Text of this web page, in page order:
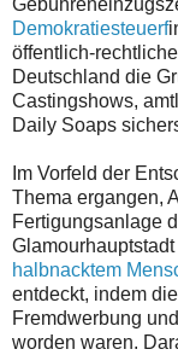
Demokratiesteuerf
öffentlich-
Deutschland die
Castingshows,
Daily Soaps
Im Vorfeld der
Thema ergangen,
Fertigungsanlage
halbnacktem
entdeckt, indem
Fremdwerbung
worden waren.